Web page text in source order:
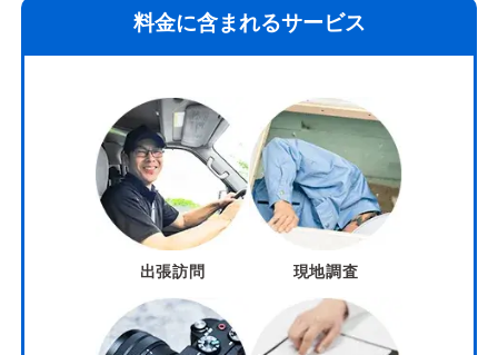
料金に含まれるサービス
出張訪問 現地調査